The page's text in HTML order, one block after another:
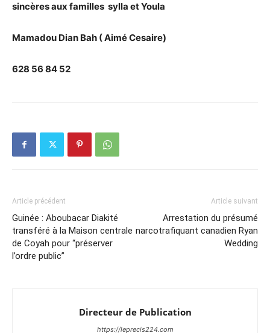
sincères aux familles sylla et Youla
Mamadou Dian Bah ( Aimé Cesaire)
628 56 84 52
Article précédent
Guinée : Aboubacar Diakité
transféré à la Maison centrale
de Coyah pour “préserver
l’ordre public”
Article suivant
Arrestation du présumé
narcotrafiquant canadien Ryan
Wedding
Directeur de Publication
https://leprecis224.com